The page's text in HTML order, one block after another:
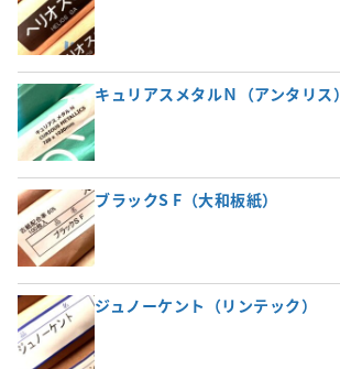
キュリアスメタルＮ（アンタリス）
ブラックS F（大和板紙）
ジュノーケント（リンテック）